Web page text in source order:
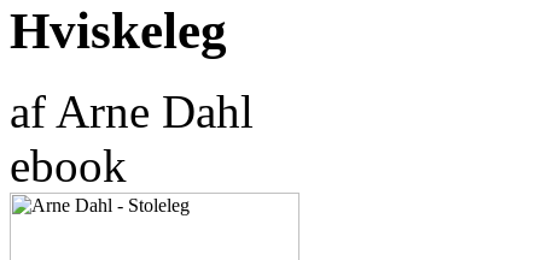
Hviskeleg
af Arne Dahl
ebook